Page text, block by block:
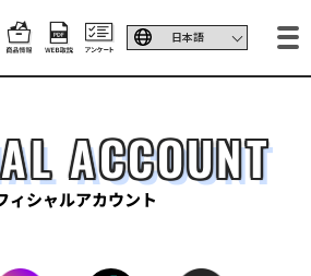
ACCOUNT
ィシャルアカウント